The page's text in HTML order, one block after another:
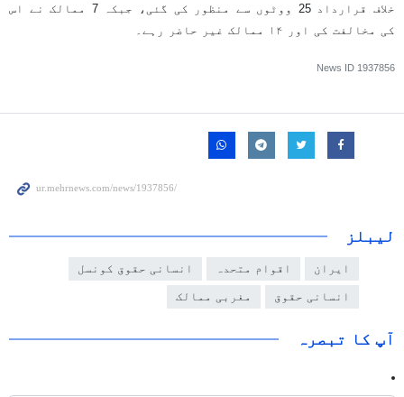
خلاف قرارداد 25 ووٹوں سے منظور کی گئی، جبکہ 7 ممالک نے اس
کی مخالفت کی اور ۱۴ ممالک غیر حاضر رہے۔
News ID 1937856
لیبلز
ایران اقوام متحدہ انسانی حقوق کونسل
انسانی حقوق مغربی ممالک
آپ کا تبصرہ